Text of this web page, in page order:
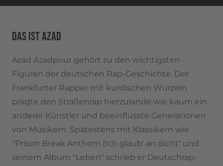
DAS IST AZAD
Azad Azadpour gehört zu den wichtigsten
Figuren der deutschen Rap-Geschichte. Der
Frankfurter Rapper mit kurdischen Wurzeln
prägte den Straßenrap hierzulande wie kaum ein
anderer Künstler und beeinflusste Generationen
von Musikern. Spätestens mit Klassikern wie
"Prison Break Anthem (Ich glaub' an dich)" und
seinem Album "Leben" schrieb er Deutschrap-